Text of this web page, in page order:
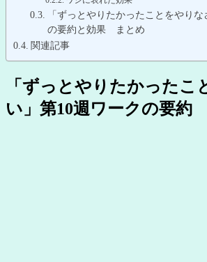
「ずっとやりたかったことをやり
の要約と効果 まとめ
関連記事
「ずっとやりたかったこ
い」第10週ワークの要約